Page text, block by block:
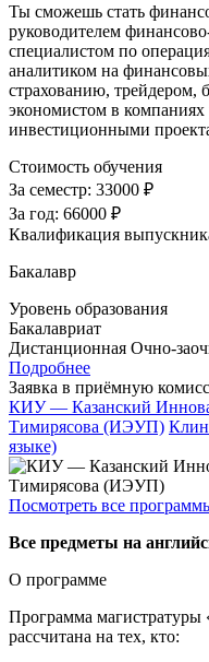
Ты сможешь стать
руководителем
специалистом по
аналитиком на
страхованию, трейдером,
экономистом в
инвестиционными
Стоимость обучения
За семестр: 33000 ₽
За год: 66000 ₽
Квалификация
Бакалавр
Уровень образования
Бакалавриат
Дистанционная Очно-
Подробнее
Заявка в приёмную
КИУ — Казанский
Тимирясова (ИЭУП)
языке)
Посмотреть все
Все предметы на
О программе
Программа магистратуры
рассчитана на тех, кто: